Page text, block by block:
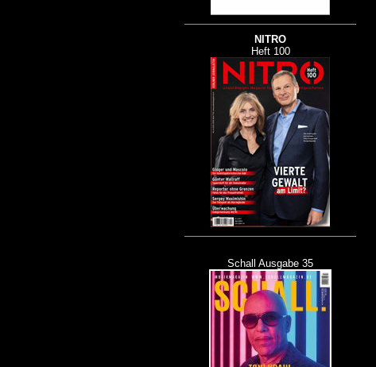
NITRO
Heft 100
Schall Ausgabe 35